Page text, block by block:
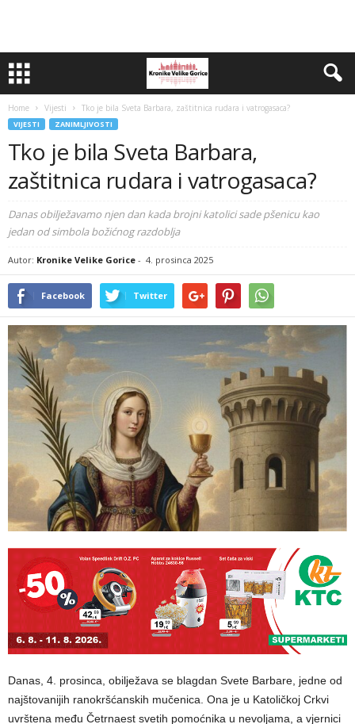
Home Vijesti Tko je bila Sveta Barbara, zaštitnica rudara i vatrogasaca?
VIJESTI ZANIMLJIVOSTI
Tko je bila Sveta Barbara,
zaštitnica rudara i vatrogasaca?
Danas obilježavamo njen dan kada brojni katolici sade pšenicu kao
jedan od simbola božićnog razdoblja
Autor: Kronike Velike Gorice - 4. prosinca 2025
Facebook Twitter
Danas, 4. prosinca, obilježava se blagdan Svete Barbare, jedne od
najštovanijih ranokršćanskih mučenica. Ona je u Katoličkoj Crkvi
uvrštena među Četrnaest svetih pomoćnika u nevoljama, a vjernici